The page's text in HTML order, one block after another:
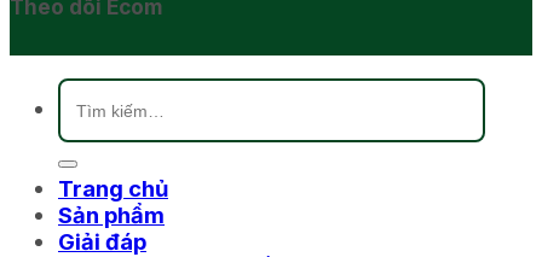
Theo dõi Ecom
Tìm
kiếm:
Trang chủ
Sản phẩm
Giải đáp